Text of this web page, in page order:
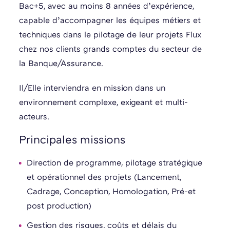
Bac+5, avec au moins 8 années d’expérience,
capable d’accompagner les équipes métiers et
techniques dans le pilotage de leur projets Flux
chez nos clients grands comptes du secteur de
la Banque/Assurance.
Il/Elle interviendra en mission dans un
environnement complexe, exigeant et multi-
acteurs.
Principales missions
Direction de programme, pilotage stratégique
et opérationnel des projets (Lancement,
Cadrage, Conception, Homologation, Pré-et
post production)
Gestion des risques, coûts et délais du